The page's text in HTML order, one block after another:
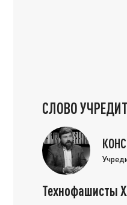
СЛОВО
Технофашисты